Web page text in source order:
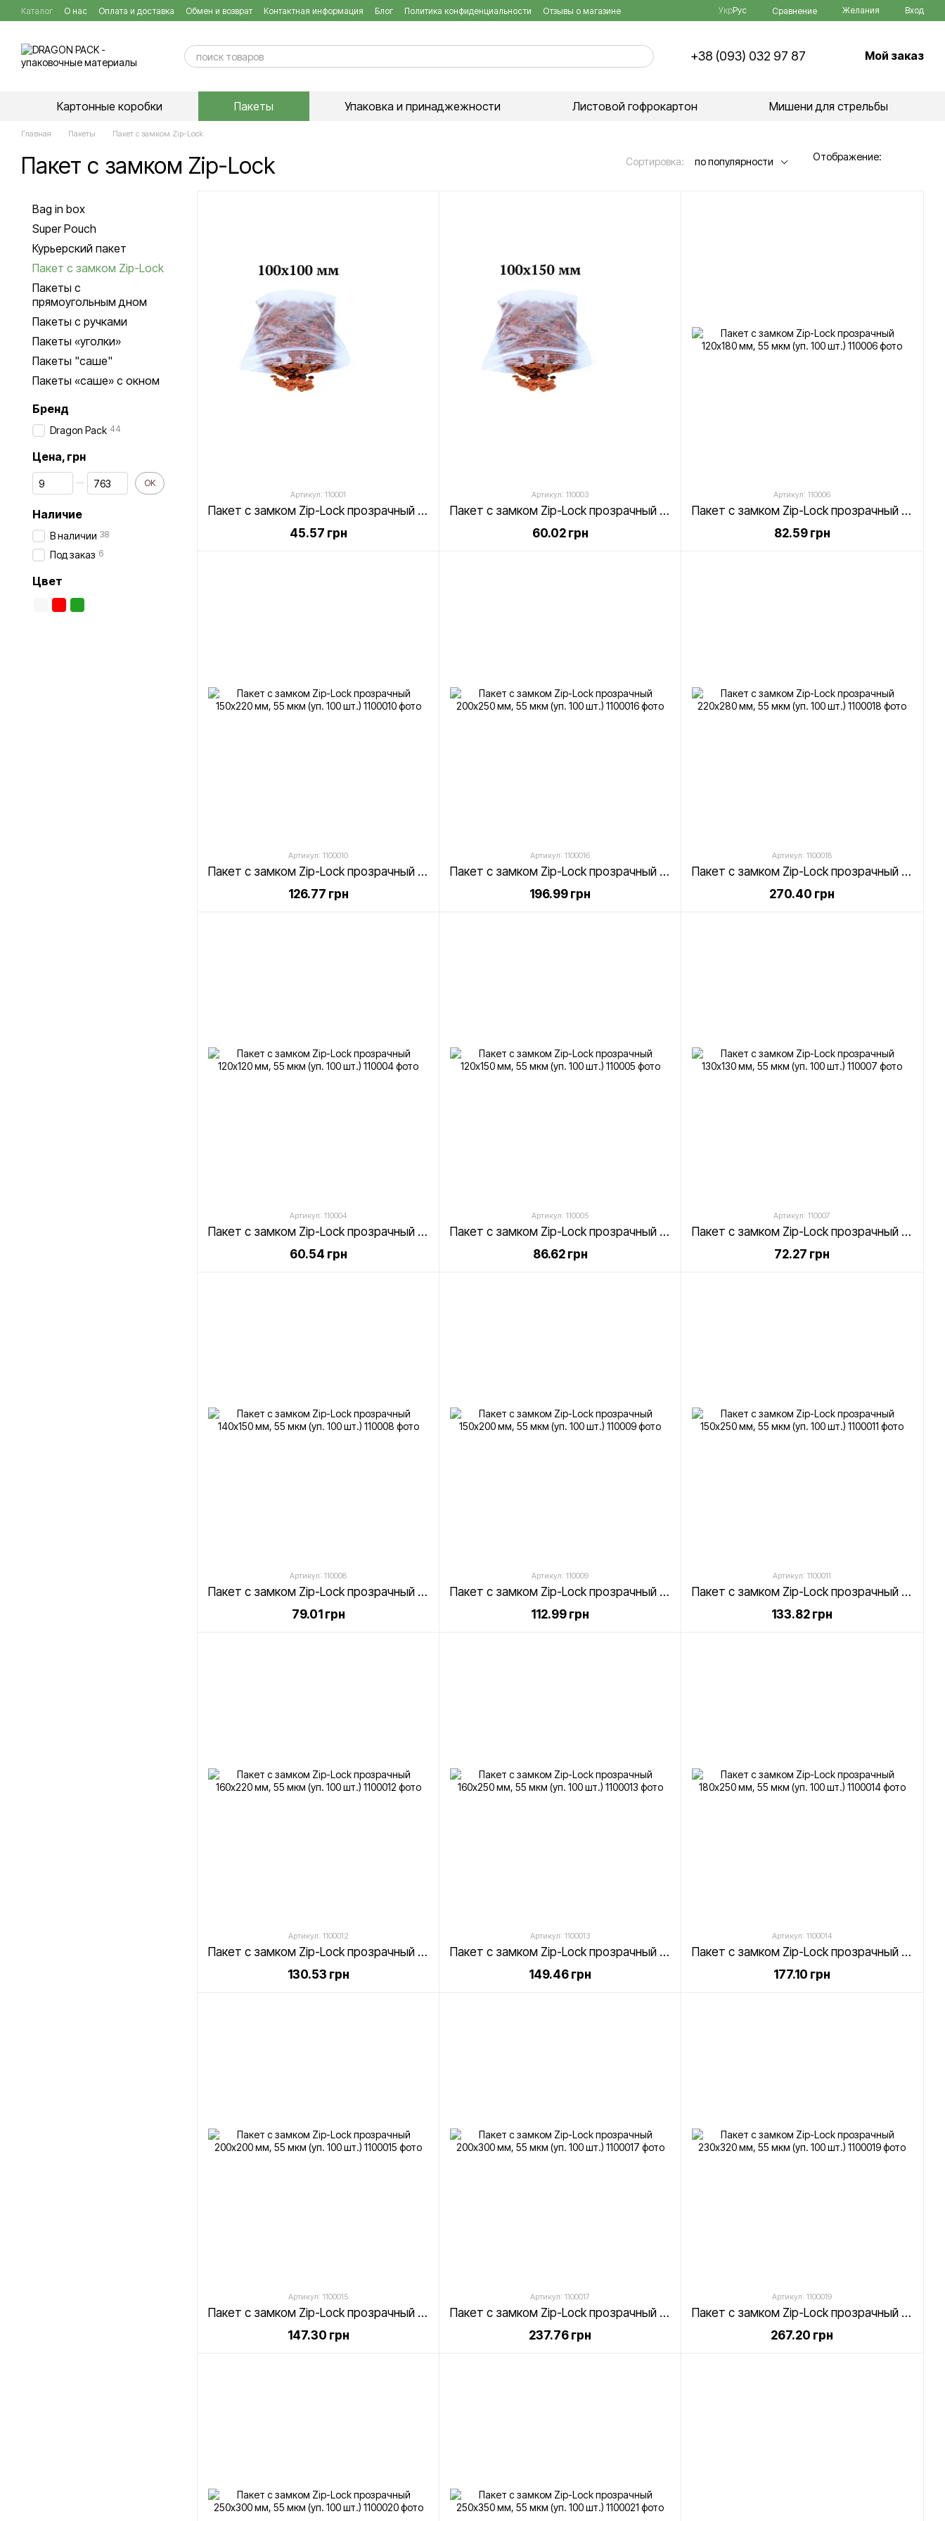
Перейти к основному контенту
Каталог О нас Оплата и доставка Обмен и возврат Контактная информация Блог Политика конфиденциальности
Отзывы о магазине
Публичный договор
УкрРус Сравнение Желания Вход
+38 (093) 032 97 87 Мой заказ
Картонные коробки Пакеты Упаковка и принаджежности Листовой гофрокартон Мишени для стрельбы
Главная Пакеты Пакет с замком Zip-Lock
Пакет с замком Zip-Lock Сортировка: по популярности Отображение:
Артикул: 110001
Пакет с замком Zip-Lock прозрачный 100х100 мм, 55 мкм (уп. 100 шт.)
45.57 грн
Артикул: 110003
Пакет с замком Zip-Lock прозрачный 100х150 мм, 55 мкм (уп. 100 шт.)
60.02 грн
Артикул: 110006
Пакет с замком Zip-Lock прозрачный 120х180 мм, 55 мкм (уп. 100 шт.)
82.59 грн
Артикул: 1100010
Пакет с замком Zip-Lock прозрачный 150х220 мм, 55 мкм (уп. 100 шт.)
126.77 грн
Артикул: 1100016
Пакет с замком Zip-Lock прозрачный 200х250 мм, 55 мкм (уп. 100 шт.)
196.99 грн
Артикул: 1100018
Пакет с замком Zip-Lock прозрачный 220х280 мм, 55 мкм (уп. 100 шт.)
270.40 грн
Артикул: 110004
Пакет с замком Zip-Lock прозрачный 120х120 мм, 55 мкм (уп. 100 шт.)
60.54 грн
Артикул: 110005
Пакет с замком Zip-Lock прозрачный 120х150 мм, 55 мкм (уп. 100 шт.)
86.62 грн
Артикул: 110007
Пакет с замком Zip-Lock прозрачный 130х130 мм, 55 мкм (уп. 100 шт.)
72.27 грн
Артикул: 110008
Пакет с замком Zip-Lock прозрачный 140х150 мм, 55 мкм (уп. 100 шт.)
79.01 грн
Артикул: 110009
Пакет с замком Zip-Lock прозрачный 150х200 мм, 55 мкм (уп. 100 шт.)
112.99 грн
Артикул: 1100011
Пакет с замком Zip-Lock прозрачный 150х250 мм, 55 мкм (уп. 100 шт.)
133.82 грн
Артикул: 1100012
Пакет с замком Zip-Lock прозрачный 160х220 мм, 55 мкм (уп. 100 шт.)
130.53 грн
Артикул: 1100013
Пакет с замком Zip-Lock прозрачный 160х250 мм, 55 мкм (уп. 100 шт.)
149.46 грн
Артикул: 1100014
Пакет с замком Zip-Lock прозрачный 180х250 мм, 55 мкм (уп. 100 шт.)
177.10 грн
Артикул: 1100015
Пакет с замком Zip-Lock прозрачный 200х200 мм, 55 мкм (уп. 100 шт.)
147.30 грн
Артикул: 1100017
Пакет с замком Zip-Lock прозрачный 200х300 мм, 55 мкм (уп. 100 шт.)
237.76 грн
Артикул: 1100019
Пакет с замком Zip-Lock прозрачный 230х320 мм, 55 мкм (уп. 100 шт.)
267.20 грн
Bag in box
Super Pouch
Курьерский пакет
Пакет с замком Zip-Lock
Пакеты с
прямоугольным дном
Пакеты с ручками
Пакеты «уголки»
Пакеты "саше"
Пакеты «саше» с окном
Бренд
Dragon Pack 44
Цена, грн
От Цена, грн
До Цена, грн OK
Наличие
В наличии 38
Под заказ 6
Цвет